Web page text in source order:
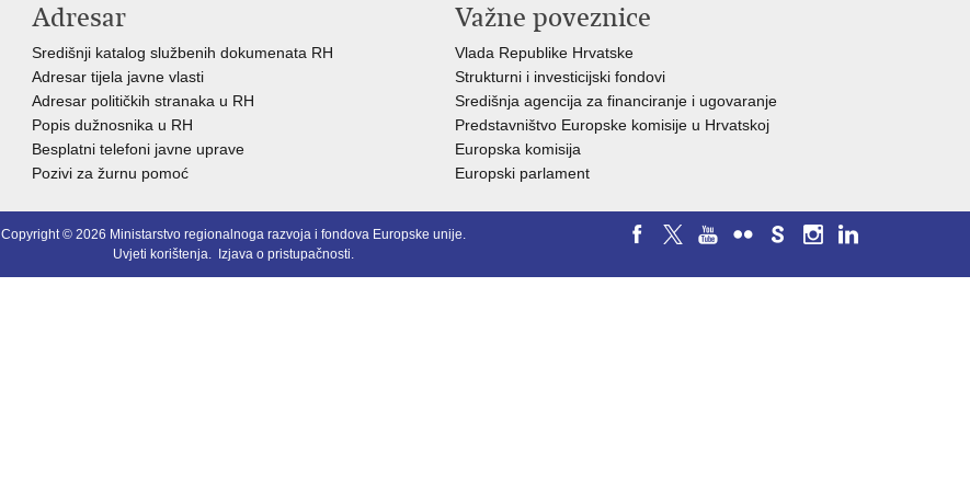
Adresar
Središnji katalog službenih dokumenata RH
Adresar tijela javne vlasti
Adresar političkih stranaka u RH
Popis dužnosnika u RH
Besplatni telefoni javne uprave
Pozivi za žurnu pomoć
Važne poveznice
Vlada Republike Hrvatske
Strukturni i investicijski fondovi
Središnja agencija za financiranje i ugovaranje
Predstavništvo Europske komisije u Hrvatskoj
Europska komisija
Europski parlament
Copyright © 2026 Ministarstvo regionalnoga razvoja i fondova Europske unije.
Uvjeti korištenja. Izjava o pristupačnosti.